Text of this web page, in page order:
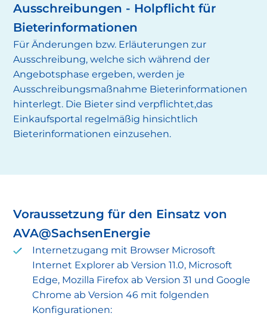
Ausschreibungen - Holpflicht für
Bieterinformationen
Für Änderungen bzw. Erläuterungen zur
Ausschreibung, welche sich während der
Angebotsphase ergeben, werden je
Ausschreibungsmaßnahme Bieterinformationen
hinterlegt. Die Bieter sind verpflichtet,das
Einkaufsportal regelmäßig hinsichtlich
Bieterinformationen einzusehen.
Voraussetzung für den Einsatz von
AVA@SachsenEnergie
Internetzugang mit Browser Microsoft
Internet Explorer ab Version 11.0, Microsoft
Edge, Mozilla Firefox ab Version 31 und Google
Chrome ab Version 46 mit folgenden
Konfigurationen: